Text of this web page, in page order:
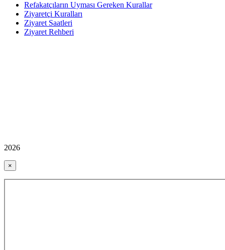
Refakatçıların Uyması Gereken Kurallar
Ziyaretçi Kuralları
Ziyaret Saatleri
Ziyaret Rehberi
2026
×